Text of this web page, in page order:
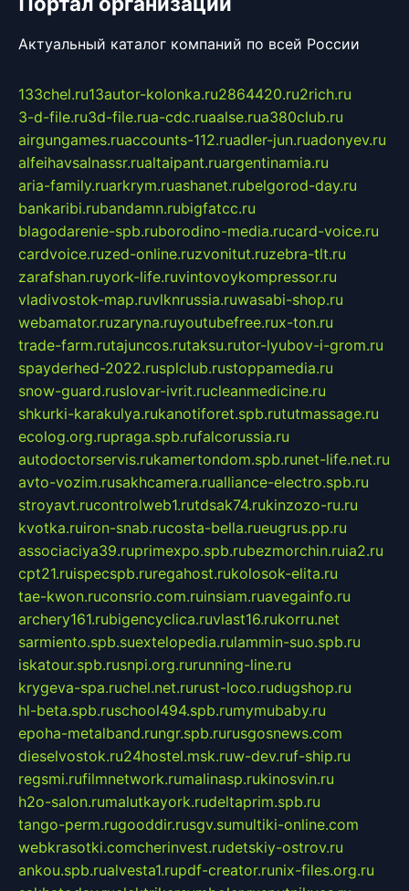
Актуальный каталог компаний по всей России
133chel.ru13autor-kolonka.ru2864420.ru2rich.ru
3-d-file.ru3d-file.rua-cdc.ruaalse.rua380club.ru
airgungames.ruaccounts-112.ruadler-jun.ruadonyev.ru
alfeihavsalnassr.rualtaipant.ruargentinamia.ru
aria-family.ruarkrym.ruashanet.rubelgorod-day.ru
bankaribi.rubandamn.rubigfatcc.ru
blagodarenie-spb.ruborodino-media.rucard-voice.ru
cardvoice.ruzed-online.ruzvonitut.ruzebra-tlt.ru
zarafshan.ruyork-life.ruvintovoykompressor.ru
vladivostok-map.ruvlknrussia.ruwasabi-shop.ru
webamator.ruzaryna.ruyoutubefree.rux-ton.ru
trade-farm.rutajuncos.rutaksu.rutor-lyubov-i-grom.ru
spayderhed-2022.rusplclub.rustoppamedia.ru
snow-guard.ruslovar-ivrit.rucleanmedicine.ru
shkurki-karakulya.rukanotiforet.spb.rututmassage.ru
ecolog.org.rupraga.spb.rufalcorussia.ru
autodoctorservis.rukamertondom.spb.runet-life.net.ru
avto-vozim.rusakhcamera.rualliance-electro.spb.ru
stroyavt.rucontrolweb1.rutdsak74.rukinzozo-ru.ru
kvotka.ruiron-snab.rucosta-bella.rueugrus.pp.ru
associaciya39.ruprimexpo.spb.rubezmorchin.ruia2.ru
cpt21.ruispecspb.ruregahost.rukolosok-elita.ru
tae-kwon.ruconsrio.com.ruinsiam.ruavegainfo.ru
archery161.rubigencyclica.ruvlast16.rukorru.net
sarmiento.spb.suextelopedia.rulammin-suo.spb.ru
iskatour.spb.rusnpi.org.rurunning-line.ru
krygeva-spa.ruchel.net.rurust-loco.rudugshop.ru
hl-beta.spb.ruschool494.spb.rumymubaby.ru
epoha-metalband.rungr.spb.rurusgosnews.com
dieselvostok.ru24hostel.msk.ruw-dev.ruf-ship.ru
regsmi.rufilmnetwork.rumalinasp.rukinosvin.ru
h2o-salon.rumalutkayork.rudeltaprim.spb.ru
tango-perm.rugooddir.rusgv.sumultiki-online.com
webkrasotki.comcherinvest.rudetskiy-ostrov.ru
ankou.spb.rualvesta1.rupdf-creator.runix-files.org.ru